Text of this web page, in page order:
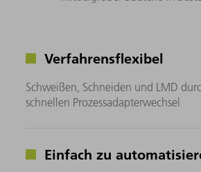
Verfahrensflexibel
Schweißen, Schneiden und LMD
schnellen Prozessadapterwechsel
Einfach zu